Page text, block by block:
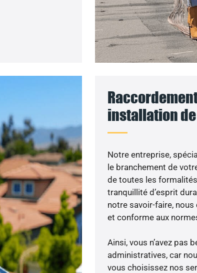
installation
Notre entreprise,
le branchement de
de toutes les
tranquillité d’esprit
notre savoir-faire,
et conforme aux
Ainsi, vous n’avez pas
administratives, car
vous choisissez nos